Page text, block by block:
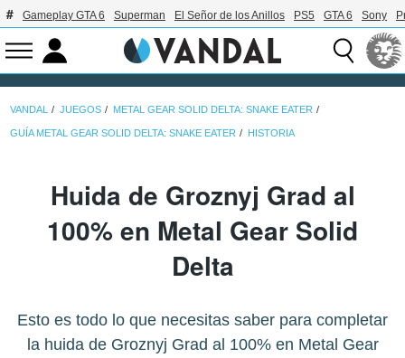
Gameplay GTA 6 Superman El Señor de los Anillos PS5 GTA 6 Sony
VANDAL JUEGOS METAL GEAR SOLID DELTA: SNAKE EATER
GUÍA METAL GEAR SOLID DELTA: SNAKE EATER HISTORIA
Huida de Groznyj Grad al
100% en Metal Gear Solid
Delta
Esto es todo lo que necesitas saber para completar
la huida de Groznyj Grad al 100% en Metal Gear